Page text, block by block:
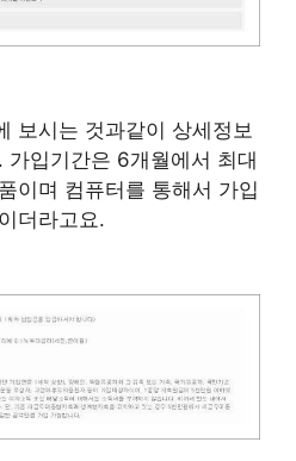
보시는 것과같이 상세정보
가입기간은 6개월에서 최대
이며 컴퓨터를 통해서 가입
더라고요.